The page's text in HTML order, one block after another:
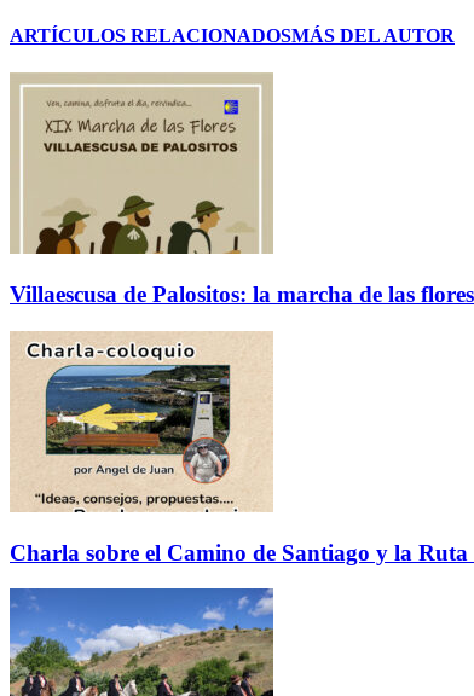
ARTÍCULOS RELACIONADOSMÁS DEL AUTOR
Villaescusa de Palositos: la marcha de las
Charla sobre el Camino de Santiago y la